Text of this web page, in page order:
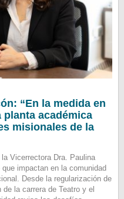
“En la medida en
académica
misionales de la
Vicerrectora Dra. Paulina
impactan en la comunidad
Desde la regularización de
la carrera de Teatro y el